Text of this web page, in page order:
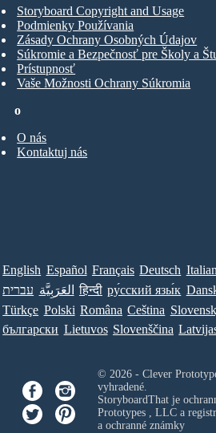
o
O nás
Kontaktuj nás
Storyboard Copyright and Usage
Podmienky Používania
Zásady Ochrany Osobných Údajov
Súkromie a Bezpečnosť pre Školy a
Prístupnosť
Vaše Možnosti Ochrany Súkromia
English Español Français Deutsch
עברית العَرَبِيَّة हिन्दी ру́сский язы́к
Türkçe Polski Româna Ceština
български Lietuvos Slovenščina
© 2026 - Clever
vyhradené.
StoryboardThat je
Prototypes , LLCa
a ochranné známky